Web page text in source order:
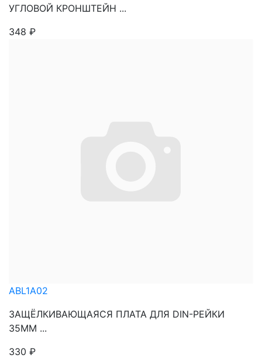
УГЛОВОЙ КРОНШТЕЙН ...
348 ₽
ABL1A02
ЗАЩЁЛКИВАЮЩАЯСЯ ПЛАТА ДЛЯ DIN-РЕЙКИ
35ММ ...
330 ₽